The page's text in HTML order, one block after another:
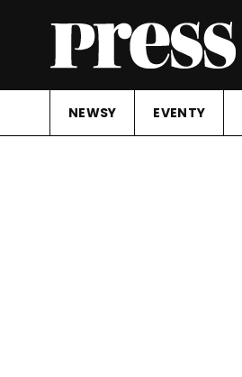
NEWSY EVENTY